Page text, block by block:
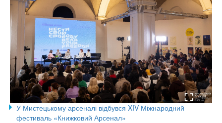
У Мистецькому арсеналі відбувся XIV Міжнародний
фестиваль «Книжковий Арсенал»